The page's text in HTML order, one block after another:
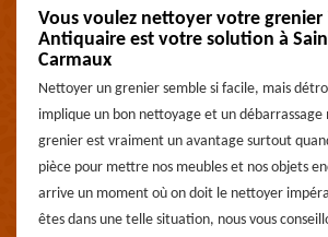
Vous voulez nettoyer votre grenier
Antiquaire est votre solution à
Carmaux
Nettoyer un grenier semble si facile, mais
implique un bon nettoyage et un
grenier est vraiment un avantage surtout
pièce pour mettre nos meubles et nos objets
arrive un moment où on doit le nettoyer
êtes dans une telle situation, nous vous